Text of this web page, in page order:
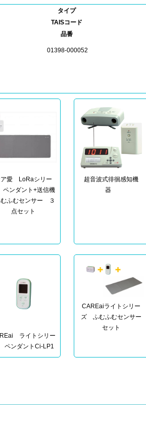
タイプ
TAISコード
品番
01398-000052
愛 LoRaシリー
ンダント+送信機
ふむセンサー ３
点セット
超音波式徘徊感知機
器
ライトシリー
ペンダントCi-LP1
CAREaiライトシリー
ズ ふむふむセンサー
セット